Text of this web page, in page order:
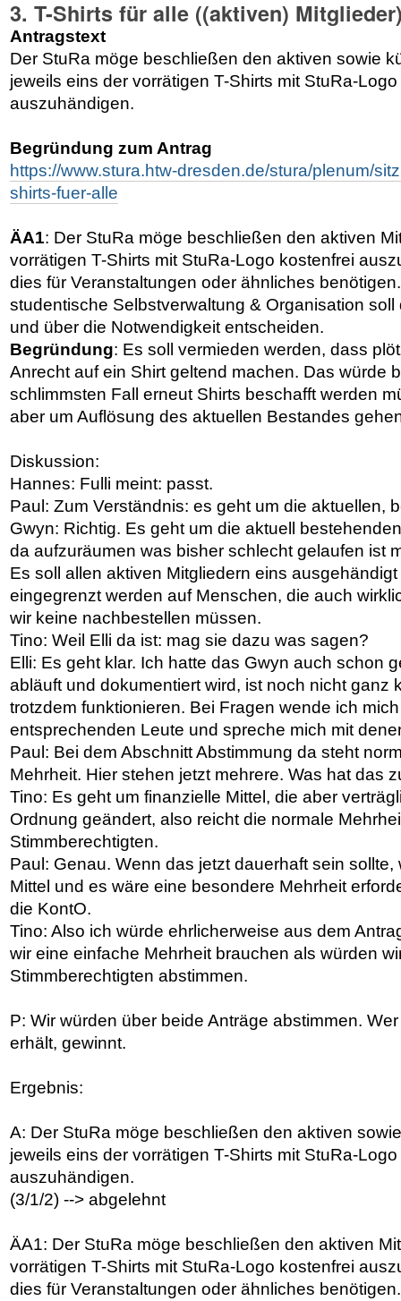
3. T-Shirts für alle ((aktiven)
Antragstext
Der StuRa möge beschließen den aktiven sowie
jeweils eins der vorrätigen T-Shirts mit StuRa-
auszuhändigen.
Begründung zum Antrag
https://www.stura.htw-dresden.de/stura/plenum/
shirts-fuer-alle
ÄA1: Der StuRa möge beschließen den aktiven
vorrätigen T-Shirts mit StuRa-Logo kostenfrei
dies für Veranstaltungen oder ähnliches
studentische Selbstverwaltung & Organisation
und über die Notwendigkeit entscheiden.
Begründung: Es soll vermieden werden, dass
Anrecht auf ein Shirt geltend machen. Das würde
schlimmsten Fall erneut Shirts beschafft werden
aber um Auflösung des aktuellen Bestandes
Diskussion:
Hannes: Fulli meint: passt.
Paul: Zum Verständnis: es geht um die aktuellen,
Gwyn: Richtig. Es geht um die aktuell
da aufzuräumen was bisher schlecht gelaufen ist
Es soll allen aktiven Mitgliedern eins
eingegrenzt werden auf Menschen, die auch
wir keine nachbestellen müssen.
Tino: Weil Elli da ist: mag sie dazu was sagen?
Elli: Es geht klar. Ich hatte das Gwyn auch schon
abläuft und dokumentiert wird, ist noch nicht ganz
trotzdem funktionieren. Bei Fragen wende ich
entsprechenden Leute und spreche mich mit
Paul: Bei dem Abschnitt Abstimmung da steht
Mehrheit. Hier stehen jetzt mehrere. Was hat das
Tino: Es geht um finanzielle Mittel, die aber
Ordnung geändert, also reicht die normale
Stimmberechtigten.
Paul: Genau. Wenn das jetzt dauerhaft sein sollte,
Mittel und es wäre eine besondere Mehrheit
die KontO.
Tino: Also ich würde ehrlicherweise aus dem
wir eine einfache Mehrheit brauchen als würden
Stimmberechtigten abstimmen.
P: Wir würden über beide Anträge abstimmen.
erhält, gewinnt.
Ergebnis:
A: Der StuRa möge beschließen den aktiven
jeweils eins der vorrätigen T-Shirts mit StuRa-
auszuhändigen.
(3/1/2) --> abgelehnt
ÄA1: Der StuRa möge beschließen den aktiven
vorrätigen T-Shirts mit StuRa-Logo kostenfrei
dies für Veranstaltungen oder ähnliches